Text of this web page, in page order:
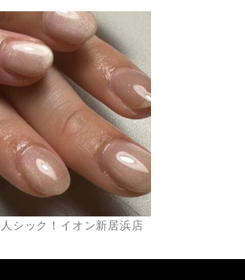
シック！イオン新居浜店